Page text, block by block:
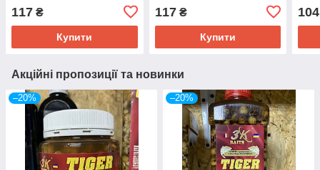
117 ₴
Купити
117₴
Купити
104
Акційні пропозиції та новинки
–20% –20%